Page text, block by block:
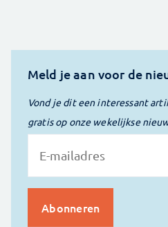
Meld je aan voor de
Vond je dit een interessant
gratis op onze wekelijkse